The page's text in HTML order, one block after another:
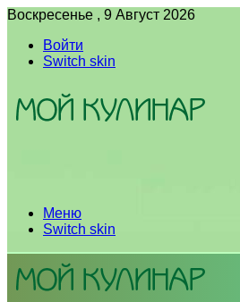
Воскресенье , 9 Август 2026
Войти
Switch skin
Меню
Switch skin